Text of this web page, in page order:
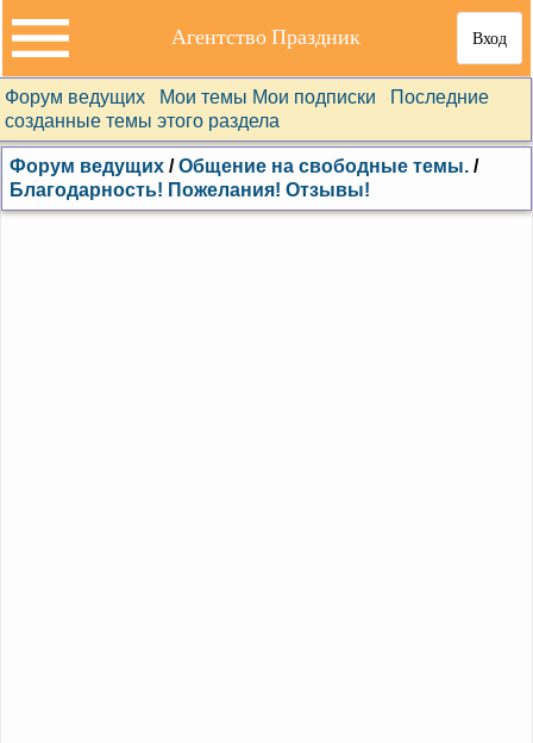
Вход
Агентство Праздник
Форум ведущих Мои темы Мои подписки
Последние
созданные темы этого раздела
Форум ведущих /Общение на свободные темы. /
Благодарность! Пожелания! Отзывы!